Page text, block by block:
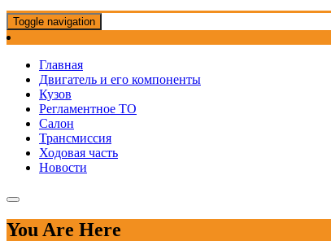
Toggle navigation
Главная
Двигатель и его компоненты
Кузов
Регламентное ТО
Салон
Трансмиссия
Ходовая часть
Новости
You Are Here